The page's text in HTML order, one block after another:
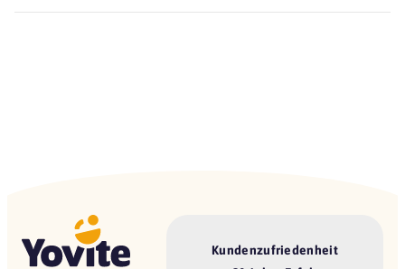
Kundenzufriedenheit